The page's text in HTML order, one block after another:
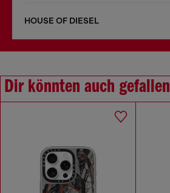
HOUSE OF DIESEL
Dir könnten auch gefallen